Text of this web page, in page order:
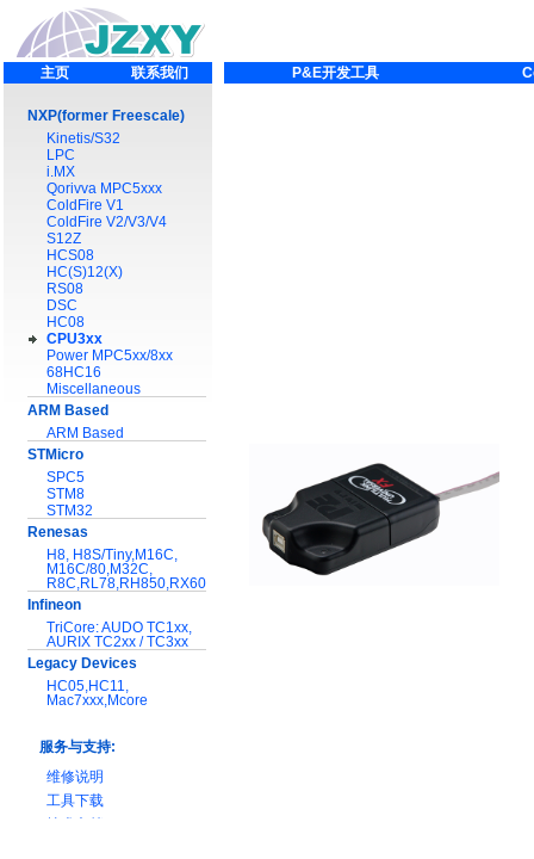
主页 联系我们
NXP(former Freescale)
Kinetis/S32
LPC
i.MX
Qorivva MPC5xxx
ColdFire V1
ColdFire V2/V3/V4
S12Z
HCS08
HC(S)12(X)
RS08
DSC
HC08
CPU3xx
Power MPC5xx/8xx
68HC16
Miscellaneous
ARM Based
ARM Based
STMicro
SPC5
STM8
STM32
Renesas
H8, H8S/Tiny,M16C,
M16C/80,M32C,
R8C,RL78,RH850,RX600
Infineon
TriCore: AUDO TC1xx,
AURIX TC2xx / TC3xx
Legacy Devices
HC05,HC11,
Mac7xxx,Mcore
服务与支持:
维修说明
工具下载
P&E开发工具